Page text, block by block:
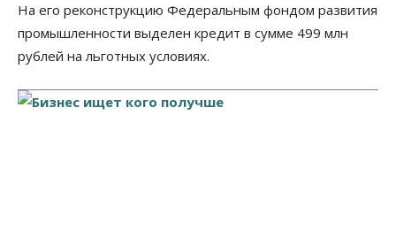
На его реконструкцию Федеральным фондом развития
промышленности выделен кредит в сумме 499 млн
рублей на льготных условиях.